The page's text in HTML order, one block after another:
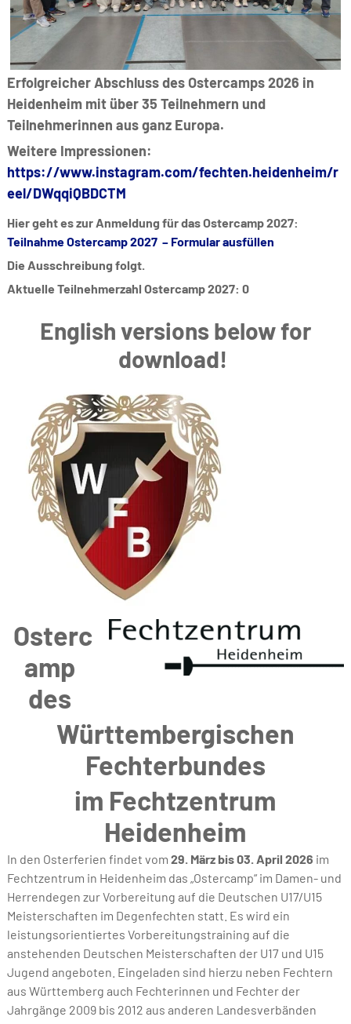
Erfolgreicher Abschluss des Ostercamps 2026 in
Heidenheim mit über 35 Teilnehmern und
Teilnehmerinnen aus ganz Europa.
Weitere Impressionen:
https://www.instagram.com/fechten.heidenheim/r
eel/DWqqiQBDCTM
Hier geht es zur Anmeldung für das Ostercamp 2027:
Teilnahme Ostercamp 2027 – Formular ausfüllen
Die Ausschreibung folgt.
Aktuelle Teilnehmerzahl Ostercamp 2027: 0
English versions below for
download!
Osterc
amp
des
Württembergischen
Fechterbundes
im Fechtzentrum
Heidenheim
In den Osterferien findet vom 29. März bis 03. April 2026 im
Fechtzentrum in Heidenheim das „Ostercamp“ im Damen- und
Herrendegen zur Vorbereitung auf die Deutschen U17/U15
Meisterschaften im Degenfechten statt. Es wird ein
leistungsorientiertes Vorbereitungstraining auf die
anstehenden Deutschen Meisterschaften der U17 und U15
Jugend angeboten. Eingeladen sind hierzu neben Fechtern
aus Württemberg auch Fechterinnen und Fechter der
Jahrgänge 2009 bis 2012 aus anderen Landesverbänden